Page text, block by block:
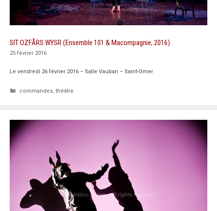
SIT OZFÅRS WYSR (Ensemble 101 & Macompagnie, 2016)
25 février 2016
Le vendredi 26 février 2016 – Salle Vauban – Saint-Omer
Catégories
commandes, théâtre